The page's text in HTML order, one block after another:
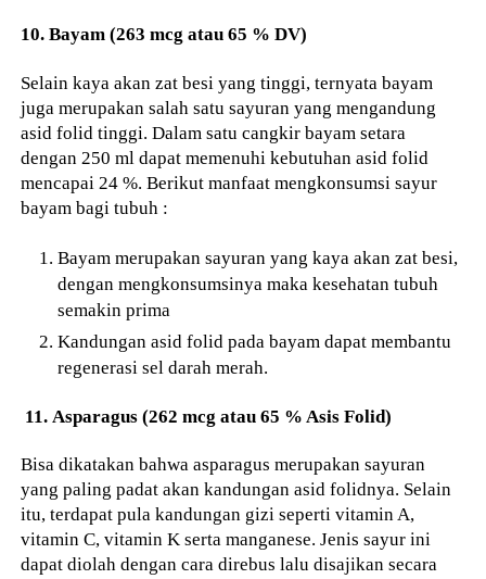
10. Bayam (263 mcg atau 65 % DV)
Selain kaya akan zat besi yang tinggi, ternyata bayam
juga merupakan salah satu sayuran yang mengandung
asid folid tinggi. Dalam satu cangkir bayam setara
dengan 250 ml dapat memenuhi kebutuhan asid folid
mencapai 24 %. Berikut manfaat mengkonsumsi sayur
bayam bagi tubuh :
Bayam merupakan sayuran yang kaya akan zat besi,
dengan mengkonsumsinya maka kesehatan tubuh
semakin prima
Kandungan asid folid pada bayam dapat membantu
regenerasi sel darah merah.
11. Asparagus (262 mcg atau 65 % Asis Folid)
Bisa dikatakan bahwa asparagus merupakan sayuran
yang paling padat akan kandungan asid folidnya. Selain
itu, terdapat pula kandungan gizi seperti vitamin A,
vitamin C, vitamin K serta manganese. Jenis sayur ini
dapat diolah dengan cara direbus lalu disajikan secara